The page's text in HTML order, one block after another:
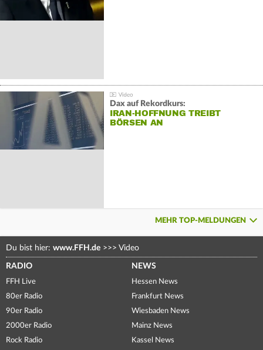
Dax auf Rekordkurs:
IRAN-HOFFNUNG TREIBT
BÖRSEN AN
MEHR TOP-MELDUNGEN
Du bist hier: www.FFH.de >>> Video
RADIO
FFH Live
80er Radio
90er Radio
2000er Radio
Rock Radio
NEWS
Hessen News
Frankfurt News
Wiesbaden News
Mainz News
Kassel News